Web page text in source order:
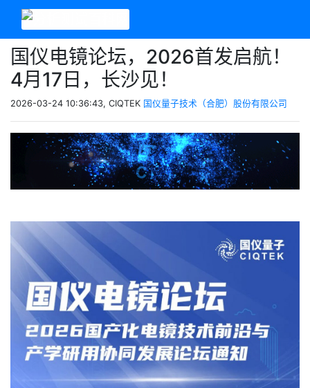
国仪电镜论坛，2026首发启航！
4月17日，长沙见！
2026-03-24 10:36:43, CIQTEK 国仪量子技术（合肥）股份有限公司